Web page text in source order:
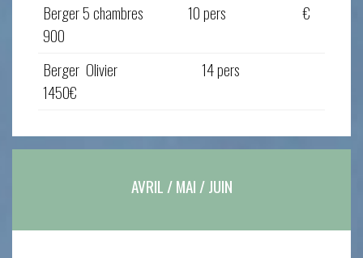
Berger 5 chambres 10 pers €
900
Berger Olivier 14 pers
1450€
AVRIL / MAI / JUIN